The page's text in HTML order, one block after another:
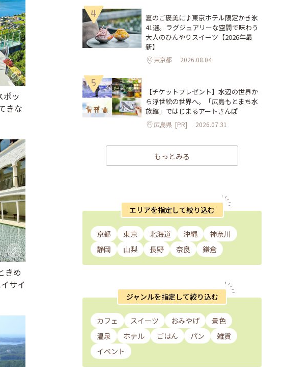
ポッ
きな
きめ
サイ
4
夏のご褒美に♪東京ホテル限定かき氷
41選。ラグジュアリーな空間で味わう
大人のひんやりスイーツ【2026年最
新】
東京都 2026.08.04
5
【チケットプレゼント】水辺の世界か
ら浮世絵の世界へ。「広島もとまち水
族館」ではじまるアートさんぽ
広島県 [PR] 2026.07.31
もっとみる
エリアを指定して絞り込む
京都 東京 北海道 沖縄
神奈川
静岡
山梨 長野 奈良 鎌倉
ジャンルを指定して絞り込む
カフェ スイーツ おみやげ
景色
温泉
ホテル ごはん パン
雑貨
イベント